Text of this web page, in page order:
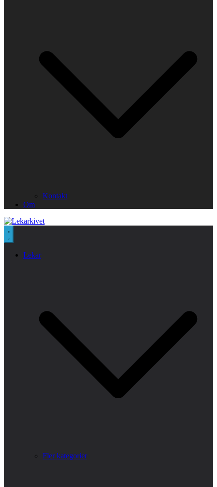
Kontakt
Om
Lekar
Fler kategorier